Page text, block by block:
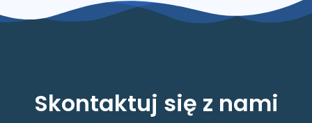
Skontaktuj się z nami